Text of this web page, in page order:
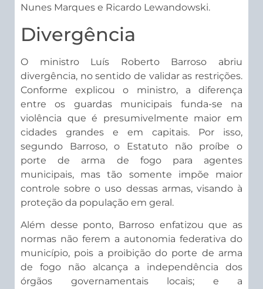
Nunes Marques e Ricardo Lewandowski.
Divergência
O ministro Luís Roberto Barroso abriu
divergência, no sentido de validar as restrições.
Conforme explicou o ministro, a diferença
entre os guardas municipais funda-se na
violência que é presumivelmente maior em
cidades grandes e em capitais. Por isso,
segundo Barroso, o Estatuto não proíbe o
porte de arma de fogo para agentes
municipais, mas tão somente impõe maior
controle sobre o uso dessas armas, visando à
proteção da população em geral.
Além desse ponto, Barroso enfatizou que as
normas não ferem a autonomia federativa do
município, pois a proibição do porte de arma
de fogo não alcança a independência dos
órgãos governamentais locais; e a